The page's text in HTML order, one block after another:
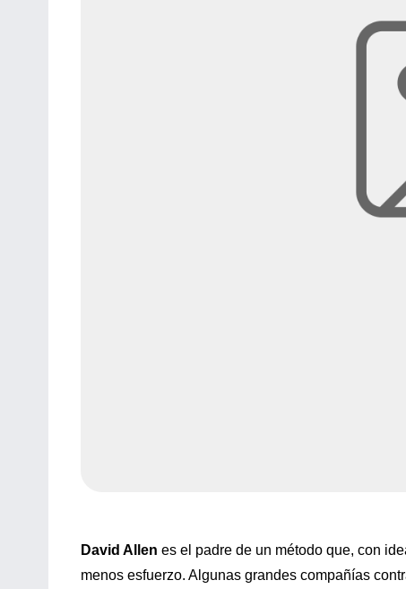
David Allen es el padre de un método que, con
menos esfuerzo. Algunas grandes compañías